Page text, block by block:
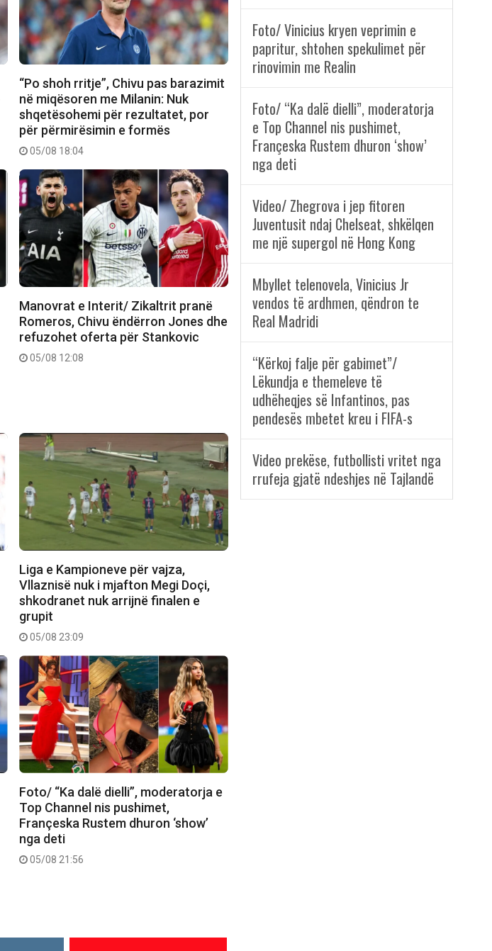
“Po shoh rritje”, Chivu pas barazimit
në miqësoren me Milanin: Nuk
shqetësohemi për rezultatet, por
për përmirësimin e formës
05/08 18:04
Manovrat e Interit/ Zikaltrit pranë
Romeros, Chivu ëndërron Jones dhe
refuzohet oferta për Stankovic
05/08 12:08
Liga e Kampioneve për vajza,
Vllaznisë nuk i mjafton Megi Doçi,
shkodranet nuk arrijnë finalen e
grupit
05/08 23:09
Foto/ “Ka dalë dielli”, moderatorja e
Top Channel nis pushimet,
Françeska Rustem dhuron ‘show’
nga deti
05/08 21:56
Foto/ Vinicius kryen veprimin e
papritur, shtohen spekulimet për
rinovimin me Realin
Foto/ “Ka dalë dielli”, moderatorja
e Top Channel nis pushimet,
Françeska Rustem dhuron ‘show’
nga deti
Video/ Zhegrova i jep fitoren
Juventusit ndaj Chelseat, shkëlqen
me një supergol në Hong Kong
Mbyllet telenovela, Vinicius Jr
vendos të ardhmen, qëndron te
Real Madridi
“Kërkoj falje për gabimet”/
Lëkundja e themeleve të
udhëheqjes së Infantinos, pas
pendesës mbetet kreu i FIFA-s
Video prekëse, futbollisti vritet nga
rrufeja gjatë ndeshjes në Tajlandë